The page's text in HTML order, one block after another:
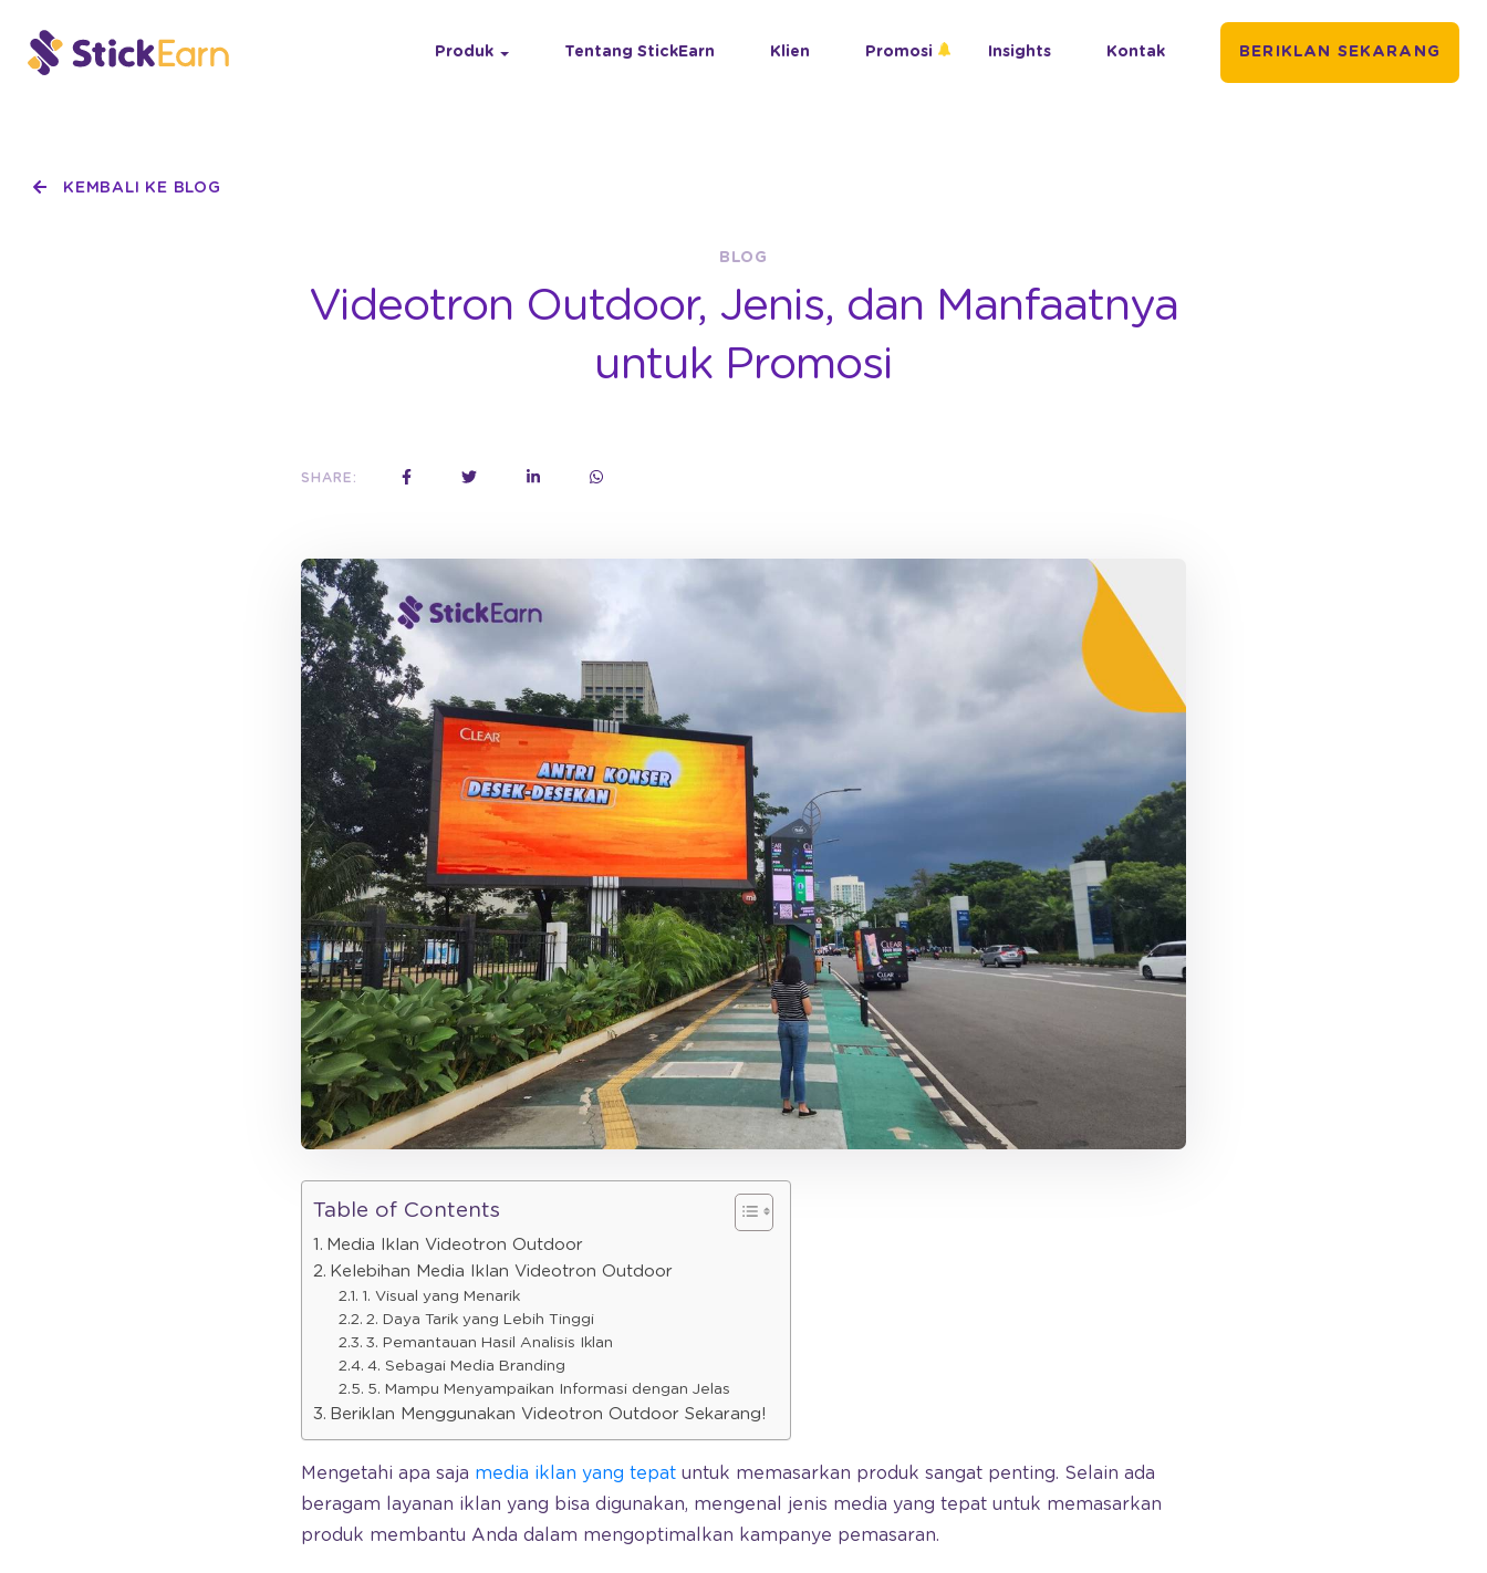
Produk Tentang StickEarn Klien Promosi Insights Kontak BERIKLAN SEKARANG
KEMBALI KE BLOG
BLOG
Videotron Outdoor, Jenis, dan Manfaatnya
untuk Promosi
SHARE:
Table of Contents
Media Iklan Videotron Outdoor
Kelebihan Media Iklan Videotron Outdoor
1. Visual yang Menarik
2. Daya Tarik yang Lebih Tinggi
3. Pemantauan Hasil Analisis Iklan
4. Sebagai Media Branding
5. Mampu Menyampaikan Informasi dengan Jelas
Beriklan Menggunakan Videotron Outdoor Sekarang!
Mengetahi apa saja media iklan yang tepat untuk memasarkan produk sangat penting. Selain ada
beragam layanan iklan yang bisa digunakan, mengenal jenis media yang tepat untuk memasarkan
produk membantu Anda dalam mengoptimalkan kampanye pemasaran.